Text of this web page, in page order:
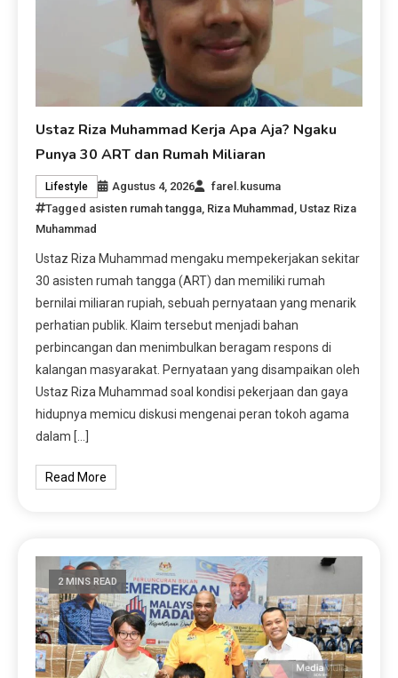
Ustaz Riza Muhammad Kerja Apa Aja? Ngaku
Punya 30 ART dan Rumah Miliaran
Lifestyle Agustus 4, 2026
farel.kusuma
Tagged asisten rumah tangga, Riza Muhammad , Ustaz Riza
Muhammad
Ustaz Riza Muhammad mengaku mempekerjakan sekitar
30 asisten rumah tangga (ART) dan memiliki rumah
bernilai miliaran rupiah, sebuah pernyataan yang menarik
perhatian publik. Klaim tersebut menjadi bahan
perbincangan dan menimbulkan beragam respons di
kalangan masyarakat. Pernyataan yang disampaikan oleh
Ustaz Riza Muhammad soal kondisi pekerjaan dan gaya
hidupnya memicu diskusi mengenai peran tokoh agama
dalam […]
Read More
2 MINS READ